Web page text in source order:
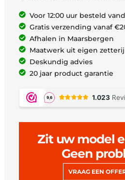
Voor 12:00 uur besteld
Gratis verzending vanaf
Afhalen in Maarsbergen
Maatwerk uit eigen zetterij
Deskundig advies
20 jaar product garantie
Zit uw model
Geen
VRAAG EEN